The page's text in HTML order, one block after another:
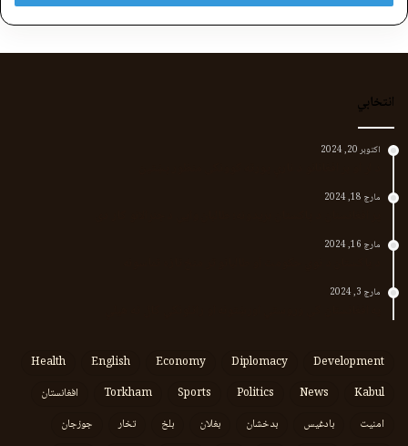
انتخابي
اکتوبر 20, 2024
مارچ 18, 2024
مارچ 16, 2024
مارچ 3, 2024
Development
Diplomacy
Economy
English
Health
Kabul
News
Politics
Sports
Torkham
افغانستان
امنیت
بادغیس بدخشان بغلان بلخ تخار جوزجان